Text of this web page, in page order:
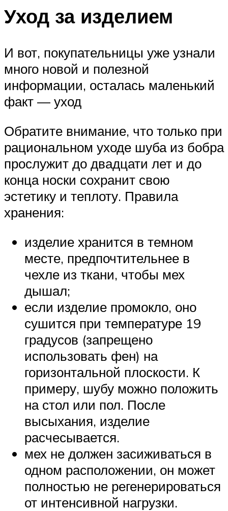
Уход за изделием
И вот, покупательницы уже узнали
много новой и полезной
информации, осталась маленький
факт — уход
Обратите внимание, что только при
рациональном уходе шуба из бобра
прослужит до двадцати лет и до
конца носки сохранит свою
эстетику и теплоту. Правила
хранения:
изделие хранится в темном
месте, предпочтительнее в
чехле из ткани, чтобы мех
дышал;
если изделие промокло, оно
сушится при температуре 19
градусов (запрещено
использовать фен) на
горизонтальной плоскости. К
примеру, шубу можно положить
на стол или пол. После
высыхания, изделие
расчесывается.
мех не должен засиживаться в
одном расположении, он может
полностью не регенерироваться
от интенсивной нагрузки.